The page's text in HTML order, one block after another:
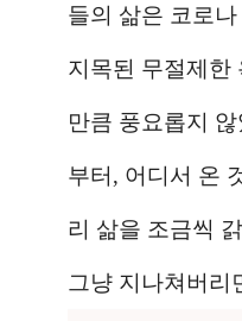
들의 삶은 코로
지목된 무절제한
만큼 풍요롭지
부터, 어디서 온
리 삶을 조금씩
그냥 지나쳐버리